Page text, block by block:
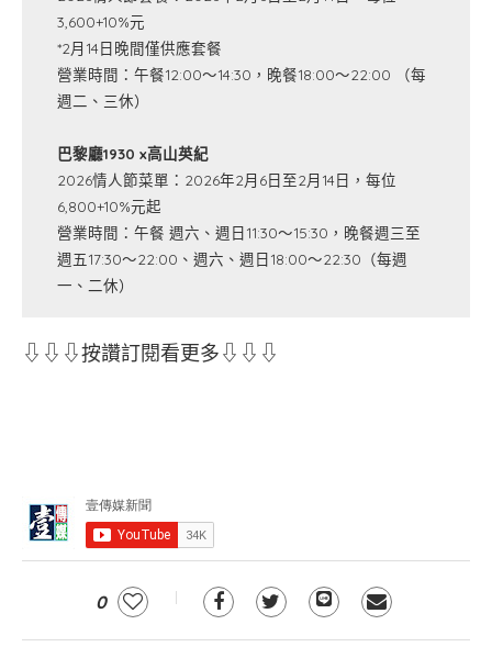
3,600+10%元
*2月14日晚間僅供應套餐
營業時間：午餐12:00～14:30，晚餐18:00～22:00 （每
週二、三休）
巴黎廳1930 x高山英紀
2026情人節菜單：2026年2月6日至2月14日，每位
6,800+10%元起
營業時間：午餐 週六、週日11:30～15:30，晚餐週三至
週五17:30～22:00、週六、週日18:00～22:30（每週
一、二休）
⇩⇩⇩按讚訂閱看更多⇩⇩⇩
0